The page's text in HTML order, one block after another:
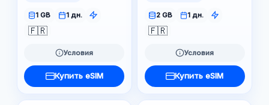
1 GB 1 дн.
🇫🇷
Условия
Купить eSIM
2 GB 1 дн.
🇫🇷
Условия
Купить eSIM